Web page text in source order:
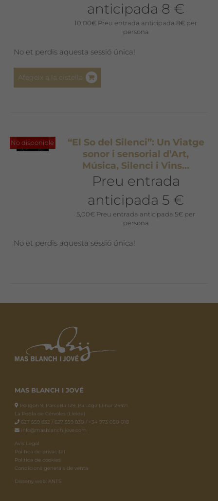
anticipada 8 €
10,00€ Preu entrada anticipada 8€ per
persona
No et perdis aquesta sessió única!
Afegeix a la cistella
No disponible
“El So del Silenci”: Un Viatge
sonor i sensorial d’Art,
Música, Silenci i Vins…
Preu entrada
anticipada 5 €
5,00€ Preu entrada anticipada 5€ per
persona
No et perdis aquesta sessió única!
MAS BLANCH I JOVÉ
Polígon 9, Parcel·la 129, Paratge Llinar 25471.
La Pobla de Cérvoles (Lleida)
627 559 832 / 627 559 830 / +34 973 050 018
info@masblanchijove.com
Avís Legal
Política de privacitat
Política de cookies
Condicions generals de venta
Disseny web: ANTS